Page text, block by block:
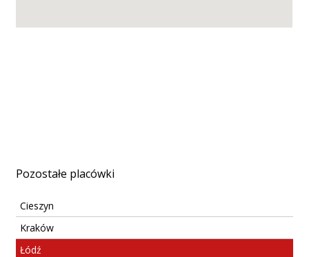
Pozostałe placówki
Cieszyn
Kraków
Łódź